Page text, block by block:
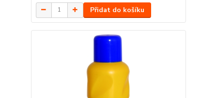
Přidat do košíku